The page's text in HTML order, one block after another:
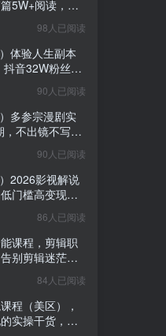
5W+阅读，新
98人已阅读
体验人生副本
音32W粉丝博
涨粉快90人已阅读
多参宗漫剧实
，不出镜不写脚
是一家工作室
90人已阅读
2026影视解说
门槛高变现，
86人已阅读
课程，剪辑职
别剪辑迷茫，
84人已阅读
程（美区），
实操干货，快